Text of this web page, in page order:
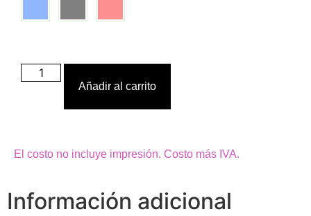
Añadir al carrito
El costo no incluye impresión. Costo más IVA.
Información adicional